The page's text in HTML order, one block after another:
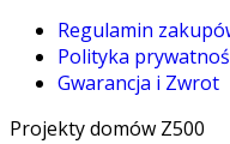
Regulamin
Polityka
Gwarancja i Zwrot
Projekty domów Z500